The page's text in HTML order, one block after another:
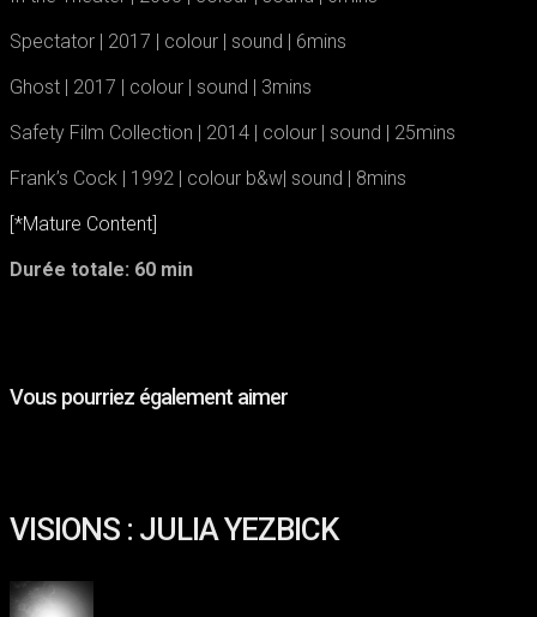
Spectator | 2017 | colour | sound | 6mins
Ghost | ​2017 | colour | sound | 3mins
Safety Film Collection | ​2014 | colour | sound | 25mins
Frank’s Cock | ​1992 | colour b&w| sound | 8mins
[*Mature Content]
Durée totale: 60 min
Vous pourriez également aimer
YEZBICK
VISIONS : JULIA YEZBICK